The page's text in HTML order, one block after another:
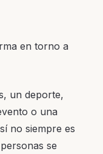
en torno a
un deporte,
o una
no siempre es
se